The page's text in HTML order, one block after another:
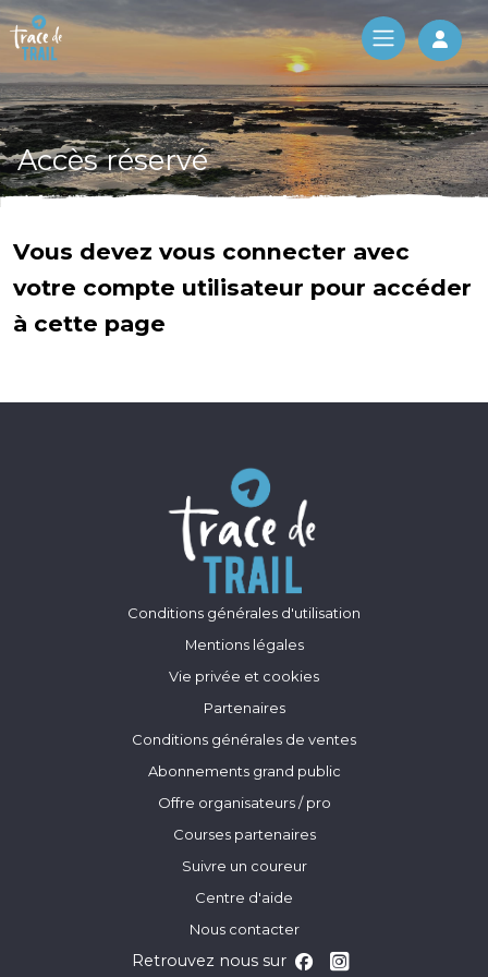
Log
Accès réservé
Vous devez vous connecter avec
votre compte utilisateur pour accéder
à cette page
Conditions générales d'utilisation
Mentions légales
Vie privée et cookies
Partenaires
Conditions générales de ventes
Abonnements grand public
Offre organisateurs / pro
Courses partenaires
Suivre un coureur
Centre d'aide
Nous contacter
Retrouvez nous sur